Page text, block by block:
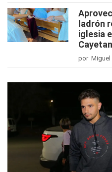
ladrón
iglesia
por Miguel